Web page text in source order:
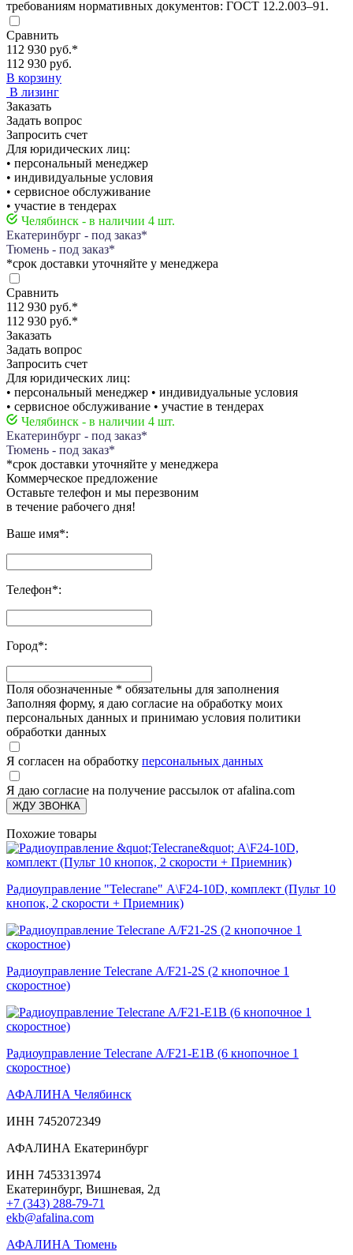
требованиям нормативных документов: ГОСТ 12.2.003–91.
Сравнить
112 930 руб.*
112 930 руб.
В корзину
В лизинг
Заказать
Задать вопрос
Запросить счет
Для юридических лиц:
• персональный менеджер
• индивидуальные условия
• сервисное обслуживание
• участие в тендерах
Челябинск - в наличии 4 шт.
Екатеринбург - под заказ*
Тюмень - под заказ*
*срок доставки уточняйте у менеджера
Сравнить
112 930 руб.*
112 930 руб.*
Заказать
Задать вопрос
Запросить счет
Для юридических лиц:
• персональный менеджер • индивидуальные условия
• сервисное обслуживание • участие в тендерах
Челябинск - в наличии 4 шт.
Екатеринбург - под заказ*
Тюмень - под заказ*
*срок доставки уточняйте у менеджера
Коммерческое предложение
Оставьте телефон и мы перезвоним
в течение рабочего дня!
Ваше имя*:
Телефон*:
Город*:
Поля обозначенные * обязательны для заполнения
Заполняя форму, я даю согласие на обработку моих
персональных данных и принимаю условия политики
обработки данных
Я согласен на обработку персональных данных
Я даю согласие на получение рассылок от afalina.com
ЖДУ ЗВОНКА
Похожие товары
Радиоуправление "Telecrane" А\F24-10D, комплект (Пульт 10
кнопок, 2 скорости + Приемник)
Радиоуправление Telecrane А/F21-2S (2 кнопочное 1
скоростное)
Радиоуправление Telecrane А/F21-Е1В (6 кнопочное 1
скоростное)
АФАЛИНА Челябинск
ИНН 7452072349
АФАЛИНА Екатеринбург
ИНН 7453313974
Екатеринбург, Вишневая, 2д
+7 (343) 288-79-71
ekb@afalina.com
АФАЛИНА Тюмень